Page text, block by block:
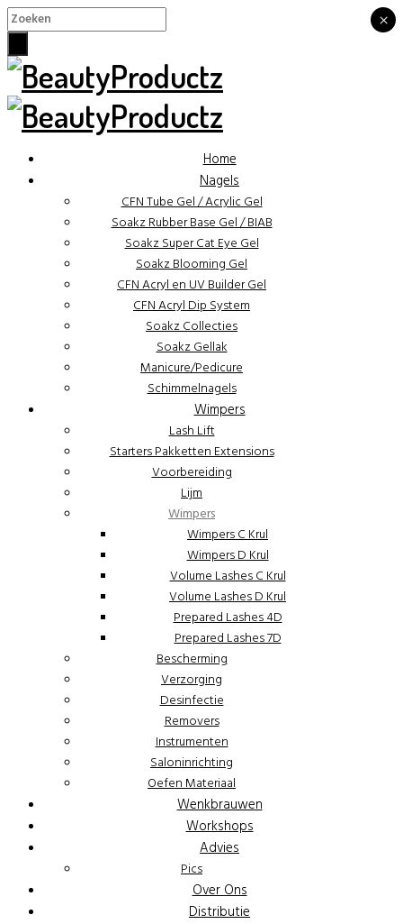
Home
Nagels
CFN Tube Gel / Acrylic Gel
Soakz Rubber Base Gel / BIAB
Soakz Super Cat Eye Gel
Soakz Blooming Gel
CFN Acryl en UV Builder Gel
CFN Acryl Dip System
Soakz Collecties
Soakz Gellak
Manicure/Pedicure
Schimmelnagels
Wimpers
Lash Lift
Starters Pakketten Extensions
Voorbereiding
Lijm
Wimpers
Wimpers C Krul
Wimpers D Krul
Volume Lashes C Krul
Volume Lashes D Krul
Prepared Lashes 4D
Prepared Lashes 7D
Bescherming
Verzorging
Desinfectie
Removers
Instrumenten
Saloninrichting
Oefen Materiaal
Wenkbrauwen
Workshops
Advies
Pics
Over Ons
Distributie
×